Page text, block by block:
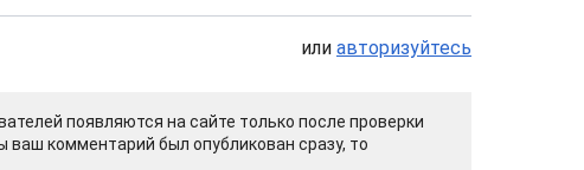
или авторизуйтесь
появляются на сайте только после проверки
комментарий был опубликован сразу, то